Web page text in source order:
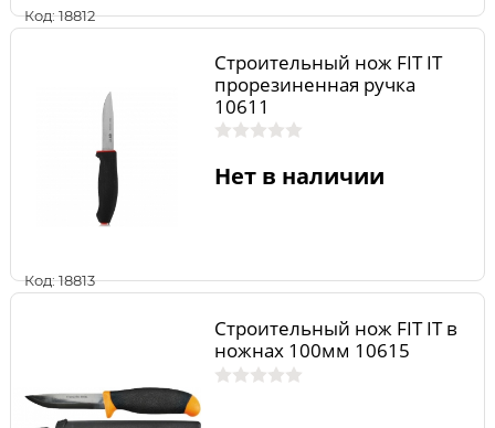
Код: 18812
Код: 18813
Строительный нож FIT IT
прорезиненная ручка
10611
Нет в наличии
Строительный нож FIT IT в
ножнах 100мм 10615